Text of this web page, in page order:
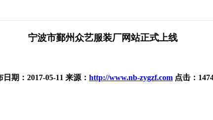
宁波市鄞州众艺服装厂网站正式上线
日期： 2017-05-11 来源： http://www.nb-zygzf.com 点击：